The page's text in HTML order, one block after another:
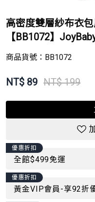
高密度雙層紗布衣
【BB1072】
商品貨號： BB1072
NT$ 89 NT$ 199
優惠折扣
全館$499免運
優惠折扣
黃金VIP會員-享92折